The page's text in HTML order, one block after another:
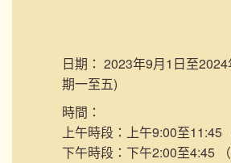
日期： 2023年9月1日至
期一至五)
時間：
上午時段：上午9:00至11:45
下午時段：下午2:00至4:45 （